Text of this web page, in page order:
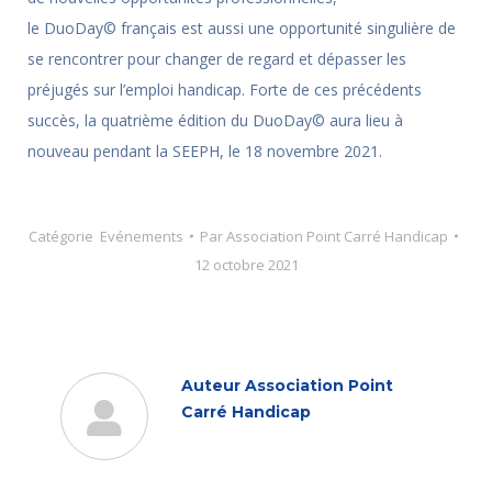
le DuoDay© français est aussi une opportunité singulière de
se rencontrer pour changer de regard et dépasser les
préjugés sur l’emploi handicap. Forte de ces précédents
succès, la quatrième édition du DuoDay© aura lieu à
nouveau pendant la SEEPH, le 18 novembre 2021.
Catégorie Evénements ParAssociation Point Carré Handicap
12 octobre 2021
Auteur Association Point
Carré Handicap